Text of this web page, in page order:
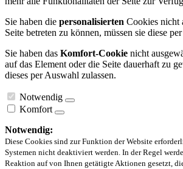
Sie haben die personalisierten Cookies nicht
Seite betreten zu können, müssen sie diese
Sie haben das Komfort-Cookie nicht
auf das Element oder die Seite dauerhaft zu
dieses per Auswahl zulassen.
Notwendig
Komfort
Notwendig:
Diese Cookies sind zur Funktion der Website
Systemen nicht deaktiviert werden. In der Regel
Reaktion auf von Ihnen getätigte Aktionen gesetzt,